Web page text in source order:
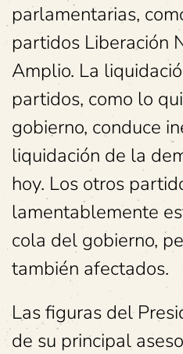
parlamentarias,
partidos Liberación
Amplio. La
partidos, como lo
gobierno, conduce
liquidación de la
hoy. Los otros
lamentablemente
cola del gobierno,
también afectados.
Las figuras del
de su principal